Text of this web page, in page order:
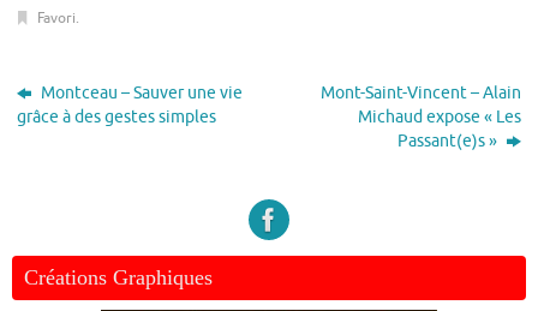
Favori.
Montceau – Sauver une vie
grâce à des gestes simples
Mont-Saint-Vincent – Alain
Michaud expose « Les
Passant(e)s »
Créations Graphiques